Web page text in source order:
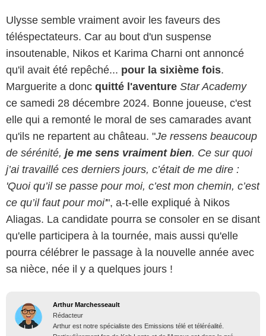
Ulysse semble vraiment avoir les faveurs des
téléspectateurs. Car au bout d'un suspense
insoutenable, Nikos et Karima Charni ont annoncé
qu'il avait été repêché... pour la sixième fois.
Marguerite a donc quitté l'aventure Star Academy
ce samedi 28 décembre 2024. Bonne joueuse, c'est
elle qui a remonté le moral de ses camarades avant
qu'ils ne repartent au château. "Je ressens beaucoup
de sérénité, je me sens vraiment bien. Ce sur quoi
j’ai travaillé ces derniers jours, c’était de me dire :
'Quoi qu’il se passe pour moi, c’est mon chemin, c’est
ce qu’il faut pour moi'", a-t-elle expliqué à Nikos
Aliagas. La candidate pourra se consoler en se disant
qu'elle participera à la tournée, mais aussi qu'elle
pourra célébrer le passage à la nouvelle année avec
sa nièce, née il y a quelques jours !
Arthur Marchesseault
Rédacteur
Arthur est notre spécialiste des Emissions télé et téléréalité.